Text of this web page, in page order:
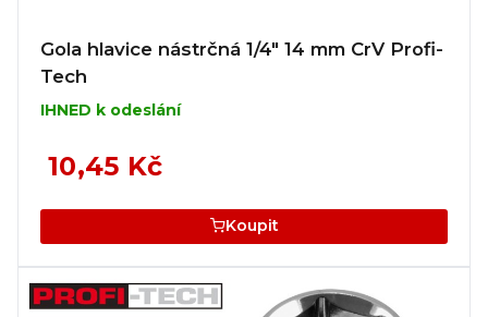
Gola hlavice nástrčná 1/4" 14 mm CrV Profi-
Tech
IHNED k odeslání
10,45 Kč
Koupit